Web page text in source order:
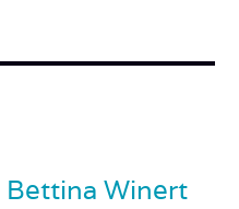
Bettina Winert